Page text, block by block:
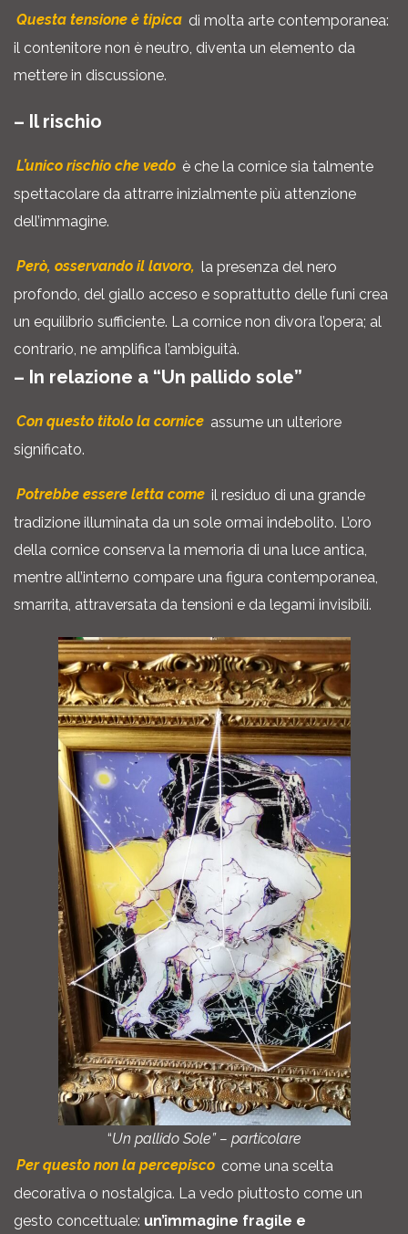
Questa tensione è tipica di molta arte contemporanea:
il contenitore non è neutro, diventa un elemento da
mettere in discussione.
– Il rischio
L’unico rischio che vedo è che la cornice sia talmente
spettacolare da attrarre inizialmente più attenzione
dell’immagine.
Però, osservando il lavoro, la presenza del nero
profondo, del giallo acceso e soprattutto delle funi crea
un equilibrio sufficiente. La cornice non divora l’opera; al
contrario, ne amplifica l’ambiguità.
– In relazione a “Un pallido sole”
Con questo titolo la cornice assume un ulteriore
significato.
Potrebbe essere letta come il residuo di una grande
tradizione illuminata da un sole ormai indebolito. L’oro
della cornice conserva la memoria di una luce antica,
mentre all’interno compare una figura contemporanea,
smarrita, attraversata da tensioni e da legami invisibili.
“Un pallido Sole” – particolare
Per questo non la percepisco come una scelta
decorativa o nostalgica. La vedo piuttosto come un
gesto concettuale: un’immagine fragile e